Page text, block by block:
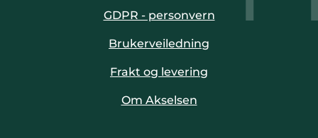
GDPR - personvern
Brukerveiledning
Frakt og levering
Om Akselsen